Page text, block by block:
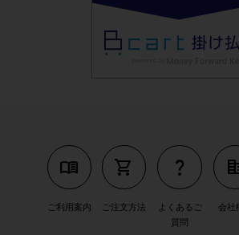
menu_book
ご利用案内
shopping_cart
ご注文方法
question_mark
よくあるご
質問
会社